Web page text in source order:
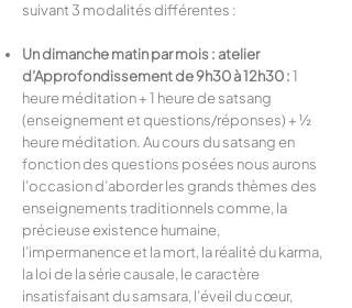
suivant 3 modalités différentes :
Un dimanche matin par mois : atelier
d’Approfondissement de 9h30 à 12h30 :1
heure méditation + 1 heure de satsang
(enseignement et questions/réponses) + ½
heure méditation. Au cours du satsang en
fonction des questions posées nous aurons
l’occasion d’aborder les grands thèmes des
enseignements traditionnels comme, la
précieuse existence humaine,
l’impermanence et la mort, la réalité du karma,
la loi de la série causale, le caractère
insatisfaisant du samsara, l’éveil du cœur,